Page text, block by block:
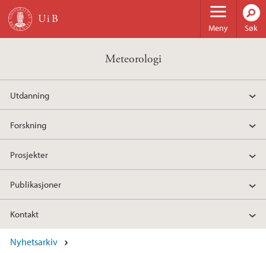
Hopp til hovedinnhold
Meny Søk
Meteorologi
Utdanning
Forskning
Prosjekter
Publikasjoner
Kontakt
Nyhetsarkiv